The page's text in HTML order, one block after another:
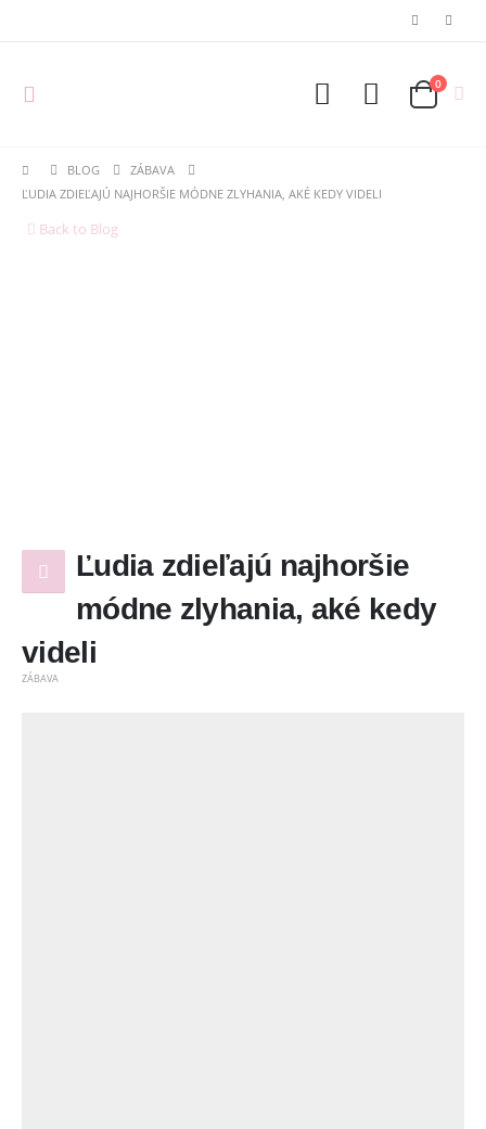
0
BLOG
ZÁBAVA
ĽUDIA ZDIEĽAJÚ NAJHORŠIE MÓDNE ZLYHANIA, AKÉ KEDY VIDELI
Back to Blog
Ľudia zdieľajú najhoršie
módne zlyhania, aké kedy
videli
ZÁBAVA